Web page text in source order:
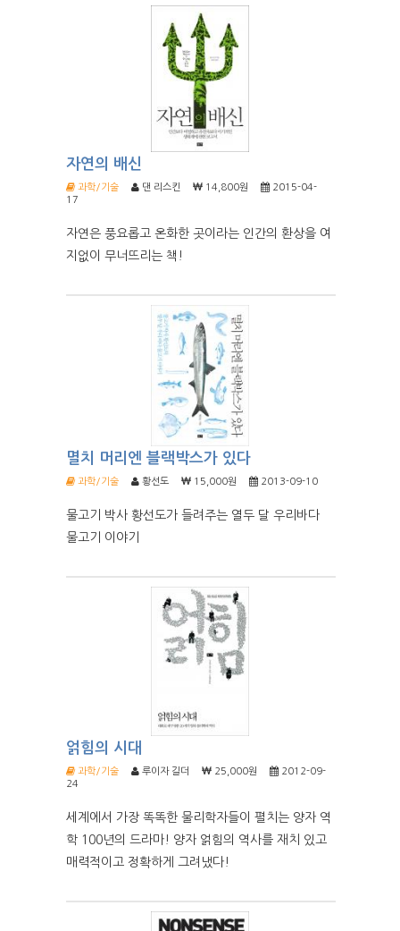
자연의 배신
과학/기술 댄 리스킨 14,800원
2015-04-
17
자연은 풍요롭고 온화한 곳이라는 인간의 환상을 여
지없이 무너뜨리는 책!
멸치 머리엔 블랙박스가 있다
과학/기술 황선도 15,000원 2013-09-10
물고기 박사 황선도가 들려주는 열두 달 우리바다
물고기 이야기
얽힘의 시대
과학/기술 루이자 길더 25,000원
2012-09-
24
세계에서 가장 똑똑한 물리학자들이 펼치는 양자 역
학 100년의 드라마! 양자 얽힘의 역사를 재치 있고
매력적이고 정확하게 그려냈다!